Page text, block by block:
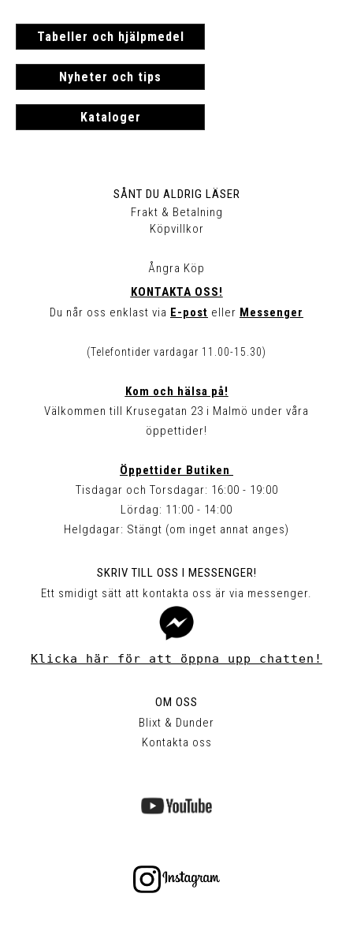
Tabeller och hjälpmedel
Nyheter och tips
Kataloger
SÅNT DU ALDRIG LÄSER
Frakt & Betalning
Köpvillkor
Ångra Köp
KONTAKTA OSS!
Du når oss enklast via E-post eller Messenger
(Telefontider vardagar 11.00-15.30)
Kom och hälsa på!
Välkommen till Krusegatan 23 i Malmö under våra
öppettider!
Öppettider Butiken
Tisdagar och Torsdagar: 16:00 - 19:00
Lördag: 11:00 - 14:00
Helgdagar: Stängt (om inget annat anges)
SKRIV TILL OSS I MESSENGER!
Ett smidigt sätt att kontakta oss är via messenger.
Klicka här för att öppna upp chatten!
OM OSS
Blixt & Dunder
Kontakta oss